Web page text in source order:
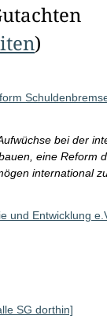
)
bei der
eine Reform
international
und Entwicklung
SG dorthin]